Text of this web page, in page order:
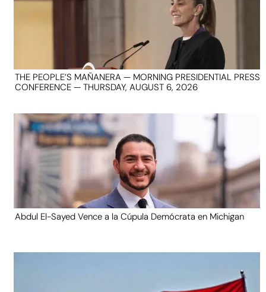
THE PEOPLE’S MAÑANERA — MORNING PRESIDENTIAL PRESS
CONFERENCE — THURSDAY, AUGUST 6, 2026
Abdul El-Sayed Vence a la Cúpula Demócrata en Michigan